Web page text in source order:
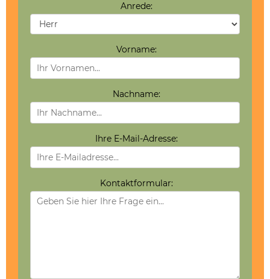
Anrede:
Vorname:
Nachname:
Ihre E-Mail-Adresse:
Kontaktformular: